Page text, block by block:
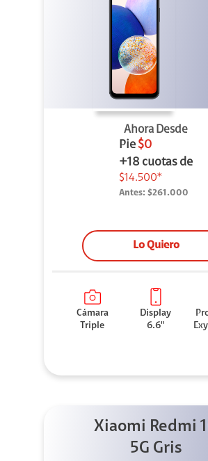
Ahora Desde
Pie $0
+18 cuotas de
$14.500*
Antes: $261.000
Lo Quiero
Cámara
Triple
Display
6.6"
Xiaomi Redmi
5G Gris